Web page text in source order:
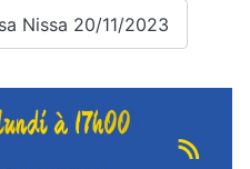
Nissa 20/11/2023